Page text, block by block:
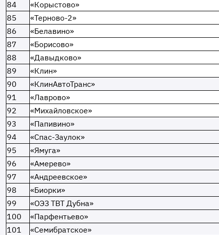
84
«Корыстово»
85
«Терново-2»
86
«Белавино»
87
«Борисово»
88
«Давыдково»
89
«Клин»
90
«КлинАвтоТранс»
91
«Лаврово»
92
«Михайловское»
93
«Папивино»
94
«Спас-Заулок»
95
«Ямуга»
96
«Амерево»
97
«Андреевское»
98
«Биорки»
99
«ОЭЗ ТВТ Дубна»
100
«Парфентьево»
101
«Семибратское»